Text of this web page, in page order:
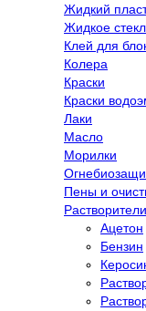
Жидкий
Жидкое
Клей для
Колера
Краски
Краски
Лаки
Масло
Морилки
Пены и
Растворители
Ацетон
Бензин